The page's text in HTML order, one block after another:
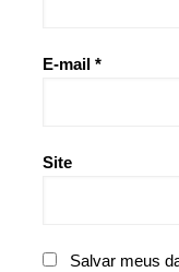
E-mail *
Site
Salvar meus